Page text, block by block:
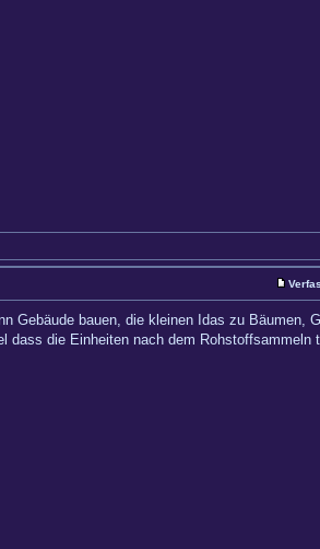
Gebäude bauen, die kleinen Idas zu Bäumen,
die Einheiten nach dem Rohstoffsammeln